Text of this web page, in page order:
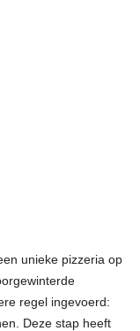
unieke pizzeria op
regel ingevoerd:
Deze stap heeft